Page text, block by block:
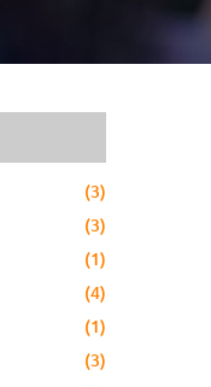
(3)
(3)
(1)
(4)
(1)
(3)